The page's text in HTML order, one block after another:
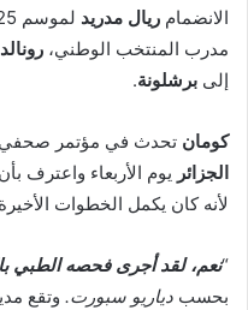
الانضمام ريال مدريد لموسم 2025-26. وفي هذا السياق له
مدرب المنتخب الوطني،
إلى برشلونة.
كومان تحدث في مؤتمر
الجزائر يوم الأربعاء واعترف
لأنه كان يكمل الخطوات
“نعم، لقد أجرى فحصه الطبي
بحسب دياريو سبورت. وتقع